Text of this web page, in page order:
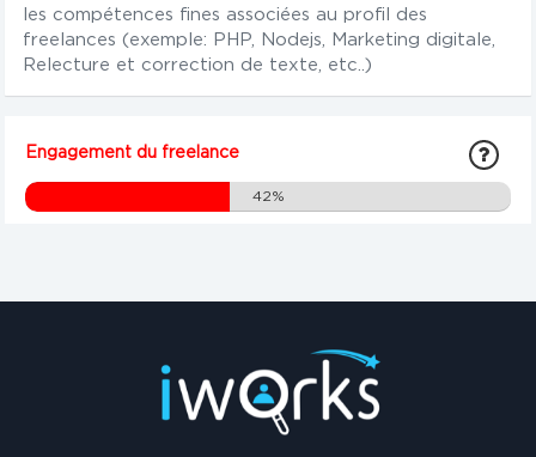
les compétences fines associées au profil des
freelances (exemple: PHP, Nodejs, Marketing digitale,
Relecture et correction de texte, etc..)
Engagement du freelance
42%